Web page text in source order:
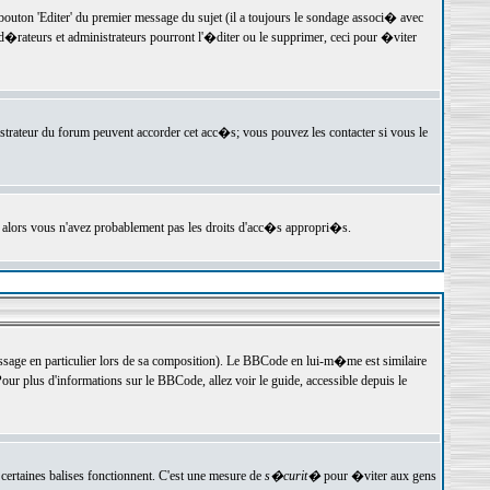
'Editer' du premier message du sujet (il a toujours le sondage associ� avec
et administrateurs pourront l'�diter ou le supprimer, ceci pour �viter
du forum peuvent accorder cet acc�s; vous pouvez les contacter si vous le
vous n'avez probablement pas les droits d'acc�s appropri�s.
en particulier lors de sa composition). Le BBCode en lui-m�me est similaire
plus d'informations sur le BBCode, allez voir le guide, accessible depuis le
balises fonctionnent. C'est une mesure de s�curit�pour �viter aux gens